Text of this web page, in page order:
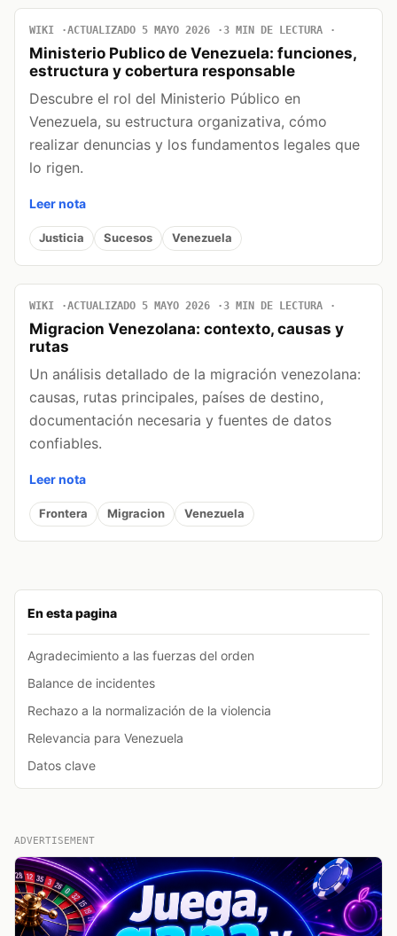
En esta pagina
Agradecimiento a las fuerzas del orden
Balance de incidentes
Rechazo a la normalización de la violencia
Relevancia para Venezuela
Datos clave
WIKI ACTUALIZADO 5 MAYO 2026 3 MIN DE LECTURA
Ministerio Publico de Venezuela: funciones,
estructura y cobertura responsable
Descubre el rol del Ministerio Público en
Venezuela, su estructura organizativa, cómo
realizar denuncias y los fundamentos legales que
lo rigen.
Leer nota
Justicia Sucesos Venezuela
WIKI ACTUALIZADO 5 MAYO 2026 3 MIN DE LECTURA
Migracion Venezolana: contexto, causas y
rutas
Un análisis detallado de la migración venezolana:
causas, rutas principales, países de destino,
documentación necesaria y fuentes de datos
confiables.
Leer nota
Frontera Migracion Venezuela
ADVERTISEMENT